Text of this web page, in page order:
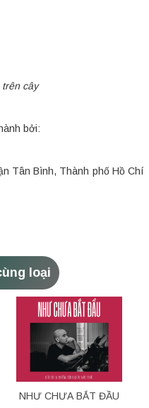
cây
bởi:
Tân Bình, Thành phố Hồ Chí
loại
NHƯ CHƯA BẮT ĐẦU